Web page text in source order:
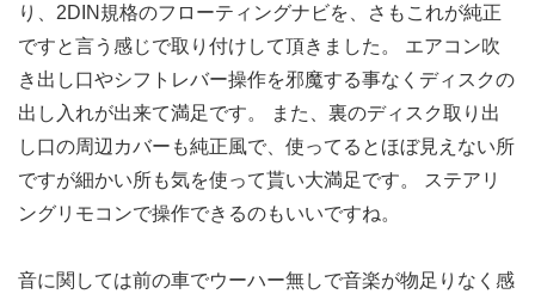
り、2DIN規格のフローティングナビを、さもこれが純正
ですと言う感じで取り付けして頂きました。 エアコン吹
き出し口やシフトレバー操作を邪魔する事なくディスクの
出し入れが出来て満足です。 また、裏のディスク取り出
し口の周辺カバーも純正風で、使ってるとほぼ見えない所
ですが細かい所も気を使って貰い大満足です。 ステアリ
ングリモコンで操作できるのもいいですね。
音に関しては前の車でウーハー無しで音楽が物足りなく感